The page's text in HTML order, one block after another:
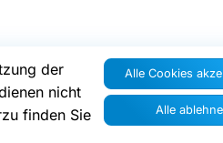
der
nicht
finden Sie
Alle Cookies
Alle